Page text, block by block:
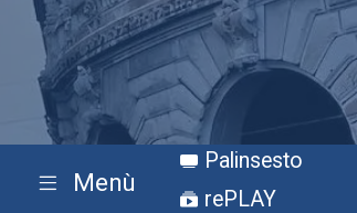
Menù
Palinsesto
rePLAY